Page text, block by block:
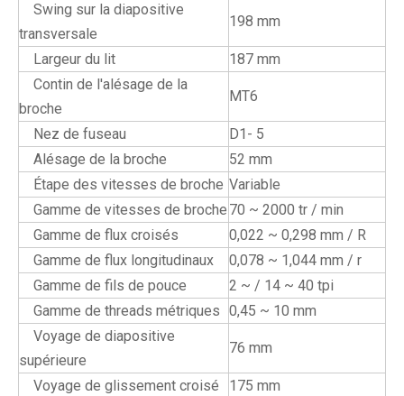
Swing sur la diapositive
transversale
198 mm
Largeur du lit
187 mm
Contin de l'alésage de la
broche
MT6
Nez de fuseau
D1- 5
Alésage de la broche
52 mm
Étape des vitesses de broche Variable
Gamme de vitesses de broche 70 ~ 2000 tr / min
Gamme de flux croisés
0,022 ~ 0,298 mm / R
Gamme de flux longitudinaux
0,078 ~ 1,044 mm / r
Gamme de fils de pouce
2 ~ / 14 ~ 40 tpi
Gamme de threads métriques 0,45 ~ 10 mm
Voyage de diapositive
supérieure
76 mm
Voyage de glissement croisé
175 mm